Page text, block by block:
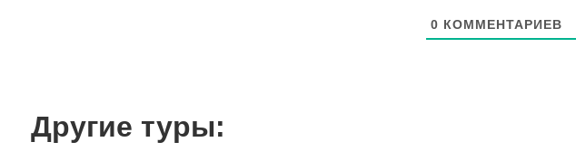
0 КОММЕНТАРИЕВ
Другие туры: